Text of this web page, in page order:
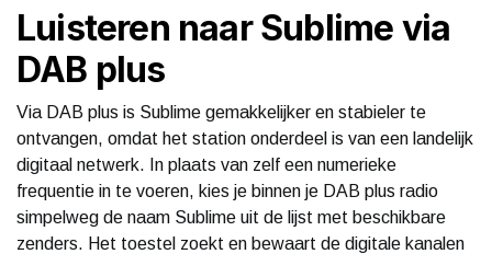
Luisteren naar Sublime via
DAB plus
Via DAB plus is Sublime gemakkelijker en stabieler te
ontvangen, omdat het station onderdeel is van een landelijk
digitaal netwerk. In plaats van zelf een numerieke
frequentie in te voeren, kies je binnen je DAB plus radio
simpelweg de naam Sublime uit de lijst met beschikbare
zenders. Het toestel zoekt en bewaart de digitale kanalen